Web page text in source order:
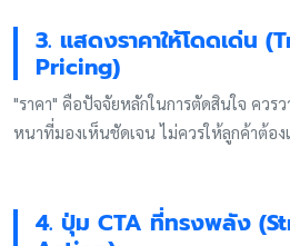
3. แสดงราคาให้โดดเด่น
Pricing)
"ราคา" คือปัจจัยหลักในการตัดสินใจ ควร
หนาที่มองเห็นชัดเจน ไม่ควรให้ลูกค้าต้อง
4. ปุ่ม CTA ที่ทรงพลัง